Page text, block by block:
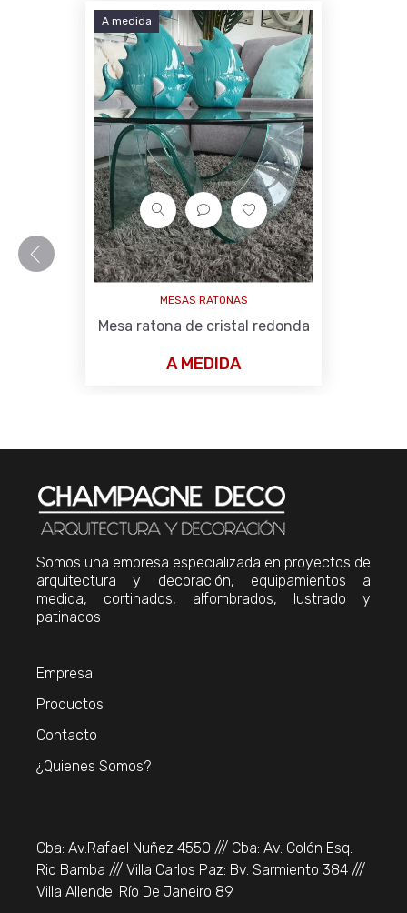
A medida
MESAS RATONAS
Mesa ratona de cristal redonda
A MEDIDA
Somos una empresa especializada en proyectos de
arquitectura y decoración, equipamientos a
medida, cortinados, alfombrados, lustrado y
patinados
Empresa
Productos
Contacto
¿Quienes Somos?
Cba: Av.Rafael Nuñez 4550 /// Cba: Av. Colón Esq.
Rio Bamba /// Villa Carlos Paz: Bv. Sarmiento 384 ///
Villa Allende: Río De Janeiro 89